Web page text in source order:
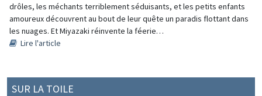
drôles, les méchants terriblement séduisants, et les petits enfants
amoureux découvrent au bout de leur quête un paradis flottant dans
les nuages. Et Miyazaki réinvente la féerie…
Lire l'article
SUR LA TOILE